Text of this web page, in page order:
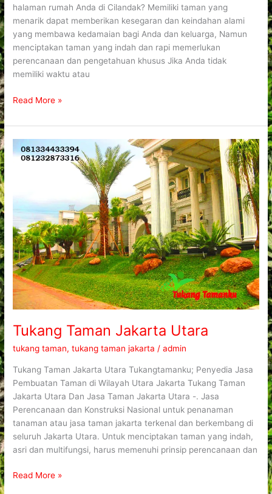
halaman rumah Anda di Cilandak? Memiliki taman yang
menarik dapat memberikan kesegaran dan keindahan alami
yang membawa kedamaian bagi Anda dan keluarga, Namun
menciptakan taman yang indah dan rapi memerlukan
perencanaan dan pengetahuan khusus Jika Anda tidak
memiliki waktu atau
Read More »
Tukang Taman Jakarta Utara
tukang taman,tukang taman jakarta /admin
Tukang Taman Jakarta Utara Tukangtamanku; Penyedia Jasa
Pembuatan Taman di Wilayah Utara Jakarta Tukang Taman
Jakarta Utara Dan Jasa Taman Jakarta Utara -. Jasa
Perencanaan dan Konstruksi Nasional untuk penanaman
tanaman atau jasa taman jakarta terkenal dan berkembang di
seluruh Jakarta Utara. Untuk menciptakan taman yang indah,
asri dan multifungsi, harus memenuhi prinsip perencanaan dan
Tukang
Taman
Read More »